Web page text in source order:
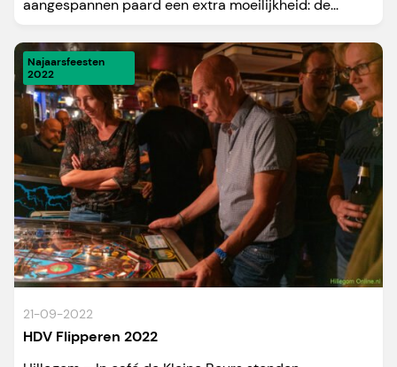
aangespannen paard een extra moeilijkheid: de...
Najaarsfeesten
2022
21-09-2022
HDV Flipperen 2022